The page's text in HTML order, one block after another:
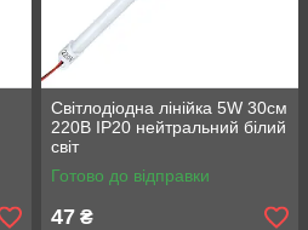
Світлодіодна лінійка 5W 30см
220В IP20 нейтральний білий
світ
Готово до відправки
47 ₴